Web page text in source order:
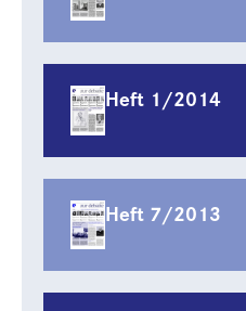
Heft 1/2014
Heft 7/2013